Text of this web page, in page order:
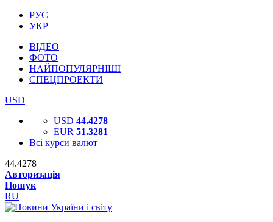
РУС
УКР
ВІДЕО
ФОТО
НАЙПОПУЛЯРНІШІ
СПЕЦПРОЕКТИ
USD
USD 44.4278
EUR 51.3281
Всі курси валют
44.4278
Авторизація
Пошук
RU